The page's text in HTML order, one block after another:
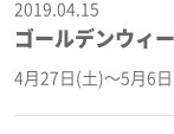
2019.04.15
ゴールデンウィ
4月27日(土)〜5月6